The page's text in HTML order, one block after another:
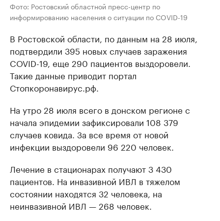
Фото: Ростовский областной пресс-центр по
информированию населения о ситуации по COVID-19
В Ростовской области, по данным на 28 июля,
подтвердили 395 новых случаев заражения
COVID-19, еще 290 пациентов выздоровели.
Такие данные приводит портал
Стопкоронавирус.рф.
На утро 28 июля всего в донском регионе с
начала эпидемии зафиксировали 108 379
случаев ковида. За все время от новой
инфекции выздоровели 96 220 человек.
Лечение в стационарах получают 3 430
пациентов. На инвазивной ИВЛ в тяжелом
состоянии находятся 32 человека, на
неинвазивной ИВЛ — 268 человек.